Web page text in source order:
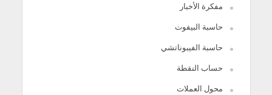
مفكرة الأخبار
حاسبة البيفوت
حاسبة الفيبوناتشي
حساب النقطة
محول العملات